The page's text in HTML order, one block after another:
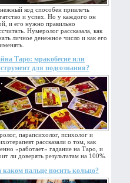
код способен привлечь
и успех. Но у каждого он
и его нужно правильно
Нумеролог рассказала, как
личное денежное число и как его
Таро: мракобесие или
для подсознания?
парапсихолог, психолог и
рассказали о том, как
«работает» гадание на Таро, и
ли доверять результатам на 100%.
каком пальце носить кольцо?